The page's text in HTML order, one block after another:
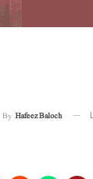
By Hafeez Baloch